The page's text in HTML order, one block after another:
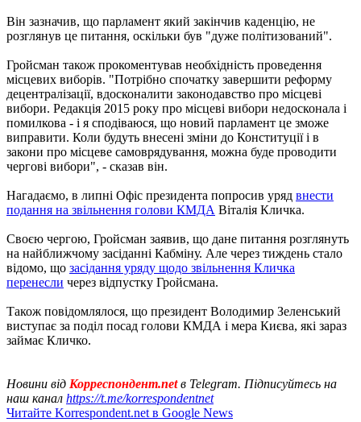
Він зазначив, що парламент який закінчив каденцію, не
розглянув це питання, оскільки був "дуже політизований".
Гройсман також прокоментував необхідність проведення
місцевих виборів. "Потрібно спочатку завершити реформу
децентралізації, вдосконалити законодавство про місцеві
вибори. Редакція 2015 року про місцеві вибори недосконала і
помилкова - і я сподіваюся, що новий парламент це зможе
виправити. Коли будуть внесені зміни до Конституції і в
закони про місцеве самоврядування, можна буде проводити
чергові вибори", - сказав він.
Нагадаємо, в липні Офіс президента попросив уряд внести
подання на звільнення голови КМДА Віталія Кличка.
Своєю чергою, Гройсман заявив, що дане питання розглянуть
на найближчому засіданні Кабміну. Але через тиждень стало
відомо, що засідання уряду щодо звільнення Кличка
перенесли через відпустку Гройсмана.
Також повідомлялося, що президент Володимир Зеленський
виступає за поділ посад голови КМДА і мера Києва, які зараз
займає Кличко.
Новини від Корреспондент.netв Telegram. Підписуйтесь на
наш канал https://t.me/korrespondentnet
Читайте Korrespondent.net в Google News